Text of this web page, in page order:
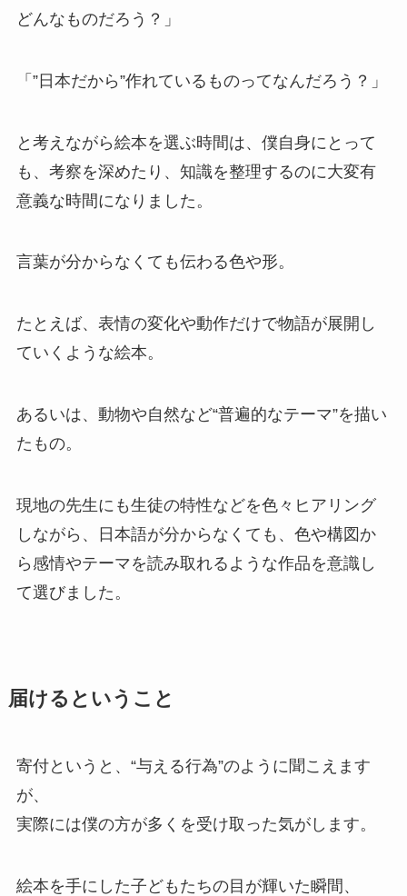
どんなものだろう？」
「”日本だから”作れているものってなんだろう？」
と考えながら絵本を選ぶ時間は、僕自身にとって
も、考察を深めたり、知識を整理するのに大変有
意義な時間になりました。
言葉が分からなくても伝わる色や形。
たとえば、表情の変化や動作だけで物語が展開し
ていくような絵本。
あるいは、動物や自然など“普遍的なテーマ”を描い
たもの。
現地の先生にも生徒の特性などを色々ヒアリング
しながら、日本語が分からなくても、色や構図か
ら感情やテーマを読み取れるような作品を意識し
て選びました。
届けるということ
寄付というと、“与える行為”のように聞こえます
が、
実際には僕の方が多くを受け取った気がします。
絵本を手にした子どもたちの目が輝いた瞬間、